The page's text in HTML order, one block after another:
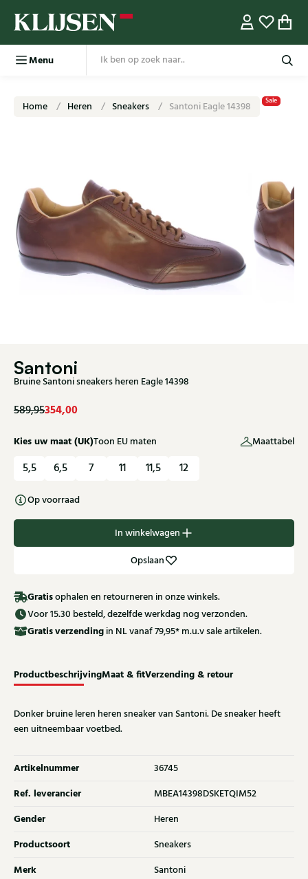
Menu
Home Heren Sneakers Santoni Eagle 14398 Sale
Santoni
Bruine Santoni sneakers heren Eagle 14398
589,95354,00
Kies uw maat (UK)Toon EU maten Maattabel
5,5 6,5 7 11 11,5 12
Op voorraad
In winkelwagen
Opslaan
Gratisophalen en retourneren in onze winkels.
Voor 15.30 besteld, dezelfde werkdag nog verzonden.
Gratisverzending in NL vanaf 79,95* m.u.v sale artikelen.
ProductbeschrijvingMaat & fitVerzending & retour
Donker bruine leren heren sneaker van Santoni. De sneaker heeft
een uitneembaar voetbed.
Artikelnummer 36745
Ref. leverancier MBEA14398DSKETQIM52
Gender Heren
Productsoort Sneakers
Merk Santoni